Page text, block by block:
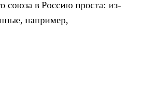
союза в Россию проста: из-
например,